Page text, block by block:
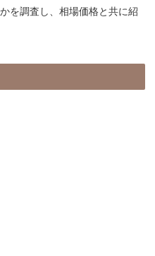
を調査し、相場価格と共に紹